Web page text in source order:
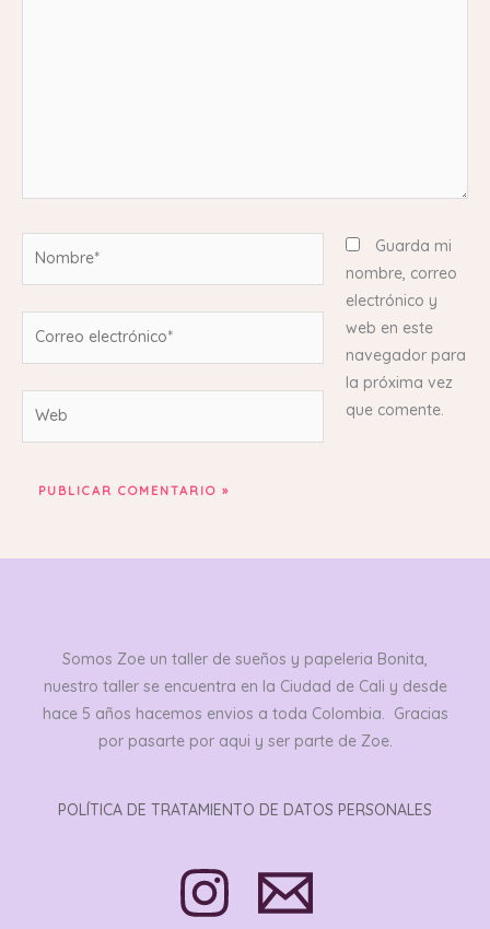
Guarda mi
nombre, correo
electrónico y
web en este
navegador para
la próxima vez
que comente.
Somos Zoe un taller de sueños y papeleria Bonita,
nuestro taller se encuentra en la Ciudad de Cali y desde
hace 5 años hacemos envios a toda Colombia. Gracias
por pasarte por aqui y ser parte de Zoe.
POLÍTICA DE TRATAMIENTO DE DATOS PERSONALES